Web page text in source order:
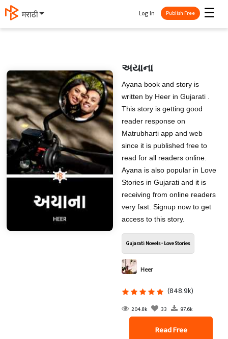
मराठी ☰
Log In Publish Free
અયાના
Ayana book and story is
written by Heer in Gujarati .
This story is getting good
reader response on
Matrubharti app and web
since it is published free to
read for all readers online.
Ayana is also popular in Love
Stories in Gujarati and it is
receiving from online readers
very fast. Signup now to get
access to this story.
Gujarati Novels - Love Stories
Heer
(848.9k)
204.8k 33 97.6k
Read Free